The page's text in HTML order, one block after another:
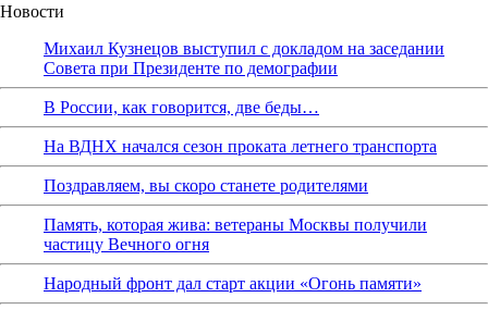
Новости
Михаил Кузнецов выступил с докладом на заседании
Совета при Президенте по демографии
В России, как говорится, две беды…
На ВДНХ начался сезон проката летнего транспорта
Поздравляем, вы скоро станете родителями
Память, которая жива: ветераны Москвы получили
частицу Вечного огня
Народный фронт дал старт акции «Огонь памяти»